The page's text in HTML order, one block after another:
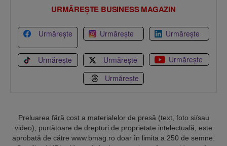
URMĂREȘTE BUSINESS MAGAZIN
Urmărește Urmărește Urmărește
Urmărește Urmărește
Urmărește
Urmărește
Preluarea fără cost a materialelor de presă (text, foto si/sau
video), purtătoare de drepturi de proprietate intelectuală, este
aprobată de către www.bmag.ro doar în limita a 250 de semne.